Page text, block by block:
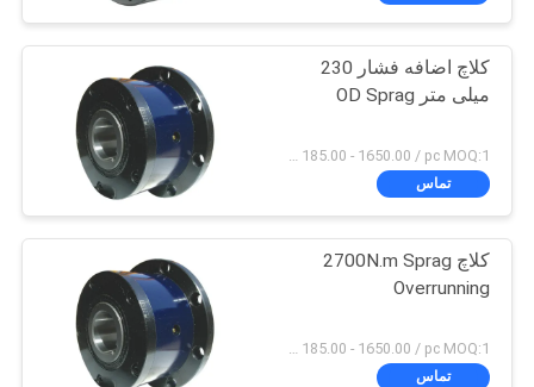
کلاچ اضافه فشار 230
میلی متر OD Sprag
تماس
کلاچ 2700N.m Sprag
Overrunning
تماس